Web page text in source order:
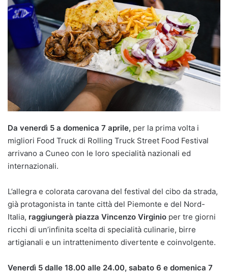
Da venerdì 5 a domenica 7 aprile, per la prima volta i
migliori Food Truck di Rolling Truck Street Food Festival
arrivano a Cuneo con le loro specialità nazionali ed
internazionali.
L’allegra e colorata carovana del festival del cibo da strada,
già protagonista in tante città del Piemonte e del Nord-
Italia, raggiungerà piazza Vincenzo Virginio per tre giorni
ricchi di un’infinita scelta di specialità culinarie, birre
artigianali e un intrattenimento divertente e coinvolgente.
Venerdì 5 dalle 18.00 alle 24.00, sabato 6 e domenica 7